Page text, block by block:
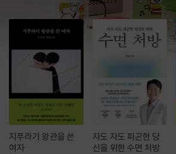
지푸라기 왕관을 쓴
여자
자도 자도 피곤한 당
신을 위한 수면 처방